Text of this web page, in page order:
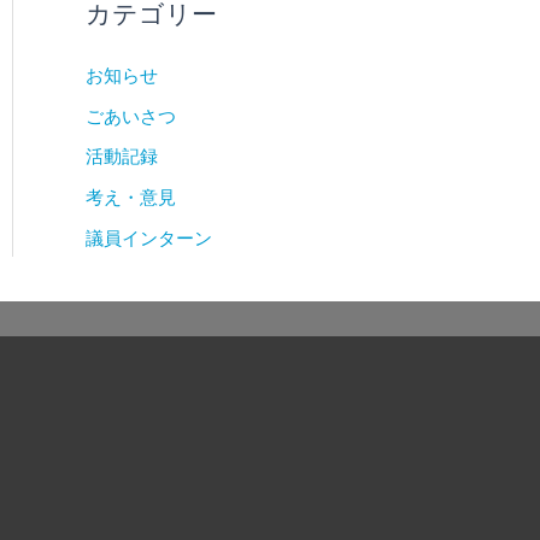
カテゴリー
お知らせ
ごあいさつ
活動記録
考え・意見
議員インターン